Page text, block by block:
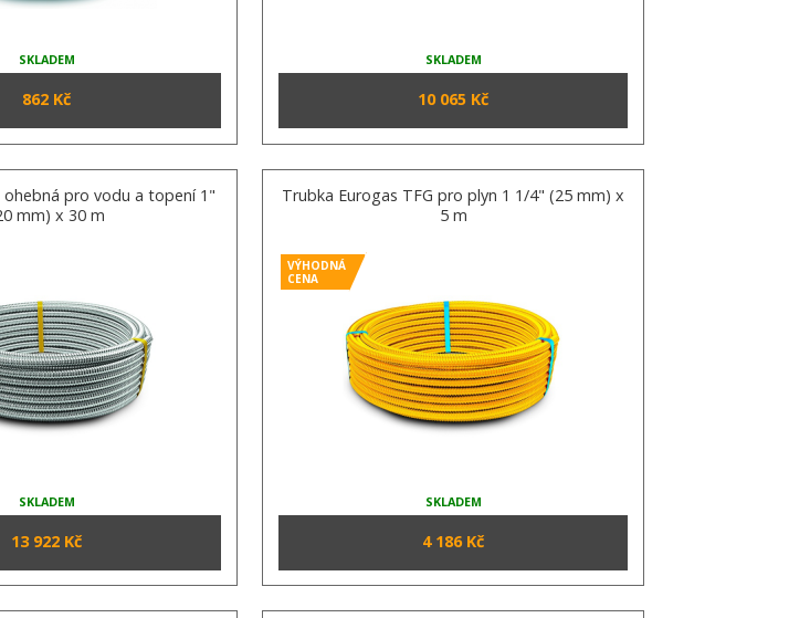
SKLADEM
862 Kč
SKLADEM
10 065 Kč
ohebná pro vodu a topení 1"
mm) x 30 m
SKLADEM
13 922 Kč
Trubka Eurogas TFG pro plyn 1 1/4" (25 mm) x
5 m
VÝHODNÁ
CENA
SKLADEM
4 186 Kč